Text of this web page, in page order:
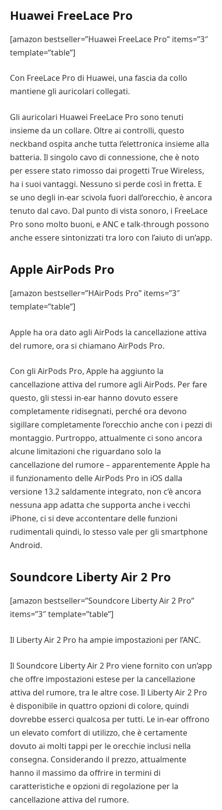
Huawei FreeLace Pro
[amazon bestseller=”Huawei FreeLace Pro” items=”3″
template=”table”]
Con FreeLace Pro di Huawei, una fascia da collo
mantiene gli auricolari collegati.
Gli auricolari Huawei FreeLace Pro sono tenuti
insieme da un collare. Oltre ai controlli, questo
neckband ospita anche tutta l’elettronica insieme alla
batteria. Il singolo cavo di connessione, che è noto
per essere stato rimosso dai progetti True Wireless,
ha i suoi vantaggi. Nessuno si perde così in fretta. E
se uno degli in-ear scivola fuori dall’orecchio, è ancora
tenuto dal cavo. Dal punto di vista sonoro, i FreeLace
Pro sono molto buoni, e ANC e talk-through possono
anche essere sintonizzati tra loro con l’aiuto di un’app.
Apple AirPods Pro
[amazon bestseller=”HAirPods Pro” items=”3″
template=”table”]
Apple ha ora dato agli AirPods la cancellazione attiva
del rumore, ora si chiamano AirPods Pro.
Con gli AirPods Pro, Apple ha aggiunto la
cancellazione attiva del rumore agli AirPods. Per fare
questo, gli stessi in-ear hanno dovuto essere
completamente ridisegnati, perché ora devono
sigillare completamente l’orecchio anche con i pezzi di
montaggio. Purtroppo, attualmente ci sono ancora
alcune limitazioni che riguardano solo la
cancellazione del rumore – apparentemente Apple ha
il funzionamento delle AirPods Pro in iOS dalla
versione 13.2 saldamente integrato, non c’è ancora
nessuna app adatta che supporta anche i vecchi
iPhone, ci si deve accontentare delle funzioni
rudimentali quindi, lo stesso vale per gli smartphone
Android.
Soundcore Liberty Air 2 Pro
[amazon bestseller=”Soundcore Liberty Air 2 Pro”
items=”3″ template=”table”]
Il Liberty Air 2 Pro ha ampie impostazioni per l’ANC.
Il Soundcore Liberty Air 2 Pro viene fornito con un’app
che offre impostazioni estese per la cancellazione
attiva del rumore, tra le altre cose. Il Liberty Air 2 Pro
è disponibile in quattro opzioni di colore, quindi
dovrebbe esserci qualcosa per tutti. Le in-ear offrono
un elevato comfort di utilizzo, che è certamente
dovuto ai molti tappi per le orecchie inclusi nella
consegna. Considerando il prezzo, attualmente
hanno il massimo da offrire in termini di
caratteristiche e opzioni di regolazione per la
cancellazione attiva del rumore.